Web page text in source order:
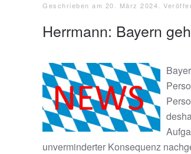
Geschrieben am 20. März 2024 .
Herrmann: Bayern
unverminderter Konsequenz